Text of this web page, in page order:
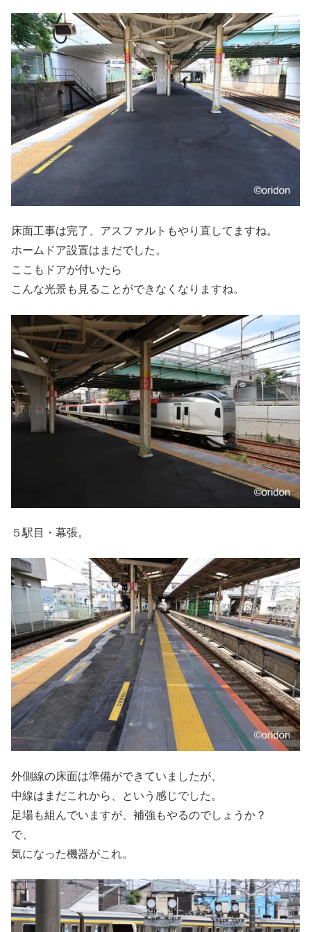
床面工事は完了、アスファルトもやり直してますね。
ホームドア設置はまだでした。
ここもドアが付いたら
こんな光景も見ることができなくなりますね。
５駅目・幕張。
外側線の床面は準備ができていましたが、
中線はまだこれから、という感じでした。
足場も組んでいますが、補強もやるのでしょうか？
で、
気になった機器がこれ。